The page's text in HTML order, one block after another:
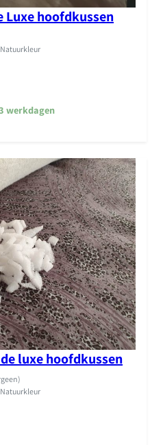
Luxe hoofdkussen
werkdagen
luxe hoofdkussen